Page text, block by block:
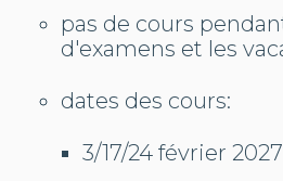
pas de cours
d'examens et les
dates des cours:
3/17/24 février 2027